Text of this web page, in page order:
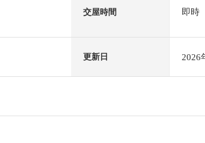
交屋時間 即時
更新日 2026